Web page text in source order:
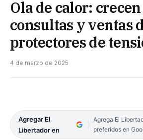
Ola de calor:
consultas y ventas
protectores de
4 de marzo de 2025
Agregar El
Libertador en
Agrega El
preferidos en